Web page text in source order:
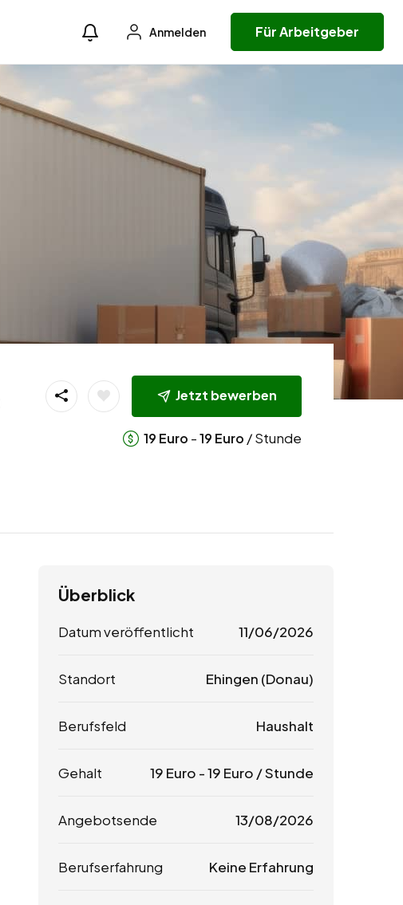
Anmelden Für Arbeitgeber
Jetzt bewerben
19 Euro -19 Euro / Stunde
Überblick
Datum veröffentlicht 11/06/2026
Standort Ehingen (Donau)
Berufsfeld Haushalt
Gehalt 19 Euro -19 Euro / Stunde
Angebotsende 13/08/2026
Berufserfahrung Keine Erfahrung